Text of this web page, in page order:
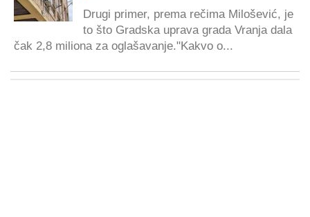
Drugi primer, prema rečima Milošević, je
to što Gradska uprava grada Vranja dala
čak 2,8 miliona za oglašavanje."Kakvo o...